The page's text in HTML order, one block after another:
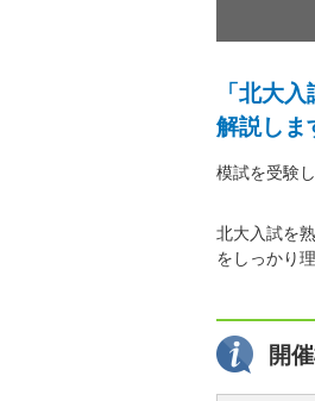
「北大
解説しま
模試を受験
北大入試を
をしっかり
開